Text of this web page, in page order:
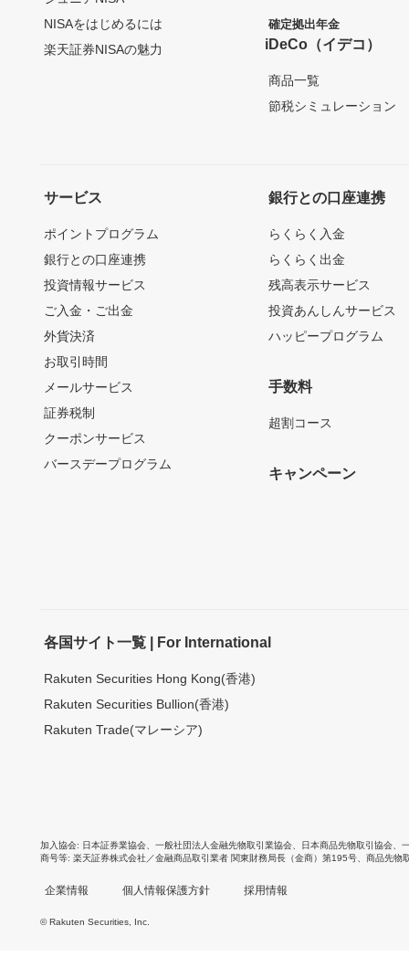
NISAをはじめるには
楽天証券NISAの魅力
確定拠出年金
iDeCo（イデコ）
商品一覧
節税シミュレーション
サービス
ポイントプログラム
銀行との口座連携
投資情報サービス
ご入金・ご出金
外貨決済
お取引時間
メールサービス
証券税制
クーポンサービス
バースデープログラム
銀行との口座連携
らくらく入金
らくらく出金
残高表示サービス
投資あんしんサービス
ハッピープログラム
手数料
超割コース
キャンペーン
各国サイト一覧 | For International
Rakuten Securities Hong Kong(香港)
Rakuten Securities Bullion(香港)
Rakuten Trade(マレーシア)
加入協会 日本証券業協会 一般社団法人金融先物取引業協会 日本商品先物取引協会
商号等 楽天証券株式会社／金融商品取引業者 関東財務局長（金商）第195号、商品先物
企業情報 個人情報保護方針 採用情報
© Rakuten Securities, Inc.